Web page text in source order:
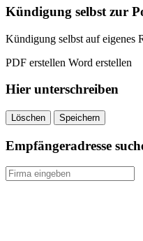
Versicherung
kündigen
Kündigung selbst zur
Kündigung selbst auf eigenes
PDF erstellen Word erstellen
Hier unterschreiben
Löschen Speichern
Empfängeradresse